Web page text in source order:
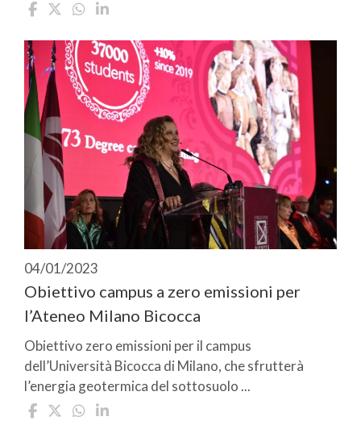
04/01/2023
Obiettivo campus a zero emissioni per
l’Ateneo Milano Bicocca
Obiettivo zero emissioni per il campus
dell’Università Bicocca di Milano, che sfrutterà
l’energia geotermica del sottosuolo ...